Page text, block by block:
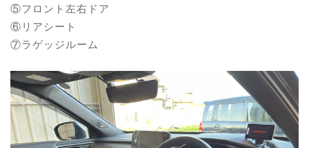
⑤フロント左右ドア
⑥リアシート
⑦ラゲッジルーム